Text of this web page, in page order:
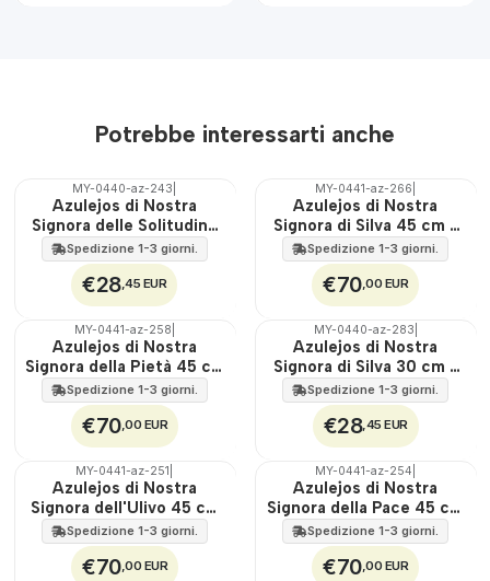
Potrebbe interessarti anche
🇵🇹
100%
EST.
MY-0440-az-243
Azulejos di Nostra
Signora delle Solitudine
30 cm x 45 cm
Spedizione 1-3 giorni.
€28,45 EUR
🇵🇹
100%
EST.
MY-0441-az-266
Azulejos di Nostra
Signora di Silva 45 cm x
60 cm
Spedizione 1-3 giorni.
€70,00 EUR
🇵🇹
100%
EST.
MY-0441-az-258
Azulejos di Nostra
Signora della Pietà 45 cm
x 60 cm
Spedizione 1-3 giorni.
€70,00 EUR
🇵🇹
100%
EST.
MY-0440-az-283
Azulejos di Nostra
Signora di Silva 30 cm x
45 cm
Spedizione 1-3 giorni.
€28,45 EUR
🇵🇹
100%
EST.
MY-0441-az-251
Azulejos di Nostra
Signora dell'Ulivo 45 cm
x 60 cm
Spedizione 1-3 giorni.
€70,00 EUR
🇵🇹
100%
EST.
MY-0441-az-254
Azulejos di Nostra
Signora della Pace 45 cm
x 60 cm
Spedizione 1-3 giorni.
€70,00 EUR